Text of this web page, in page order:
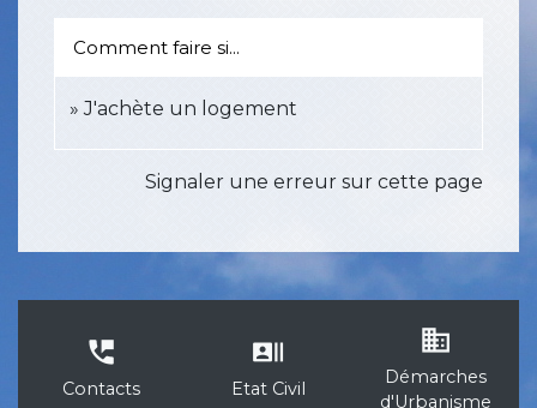
Comment faire si...
J'achète un logement
Signaler une erreur sur cette page
perm_phone_msg
Contacts
recent_actors
Etat Civil
business
Démarches
d'Urbanisme